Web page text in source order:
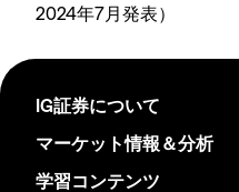
2024年7月発表）
IG証券について
マーケット情報＆分析
学習コンテンツ